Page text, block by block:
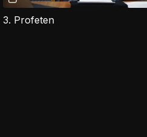
3. Profeten